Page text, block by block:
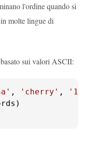
l'ordine quando si
molte lingue di
sui valori ASCII:
, 'cherry' ,